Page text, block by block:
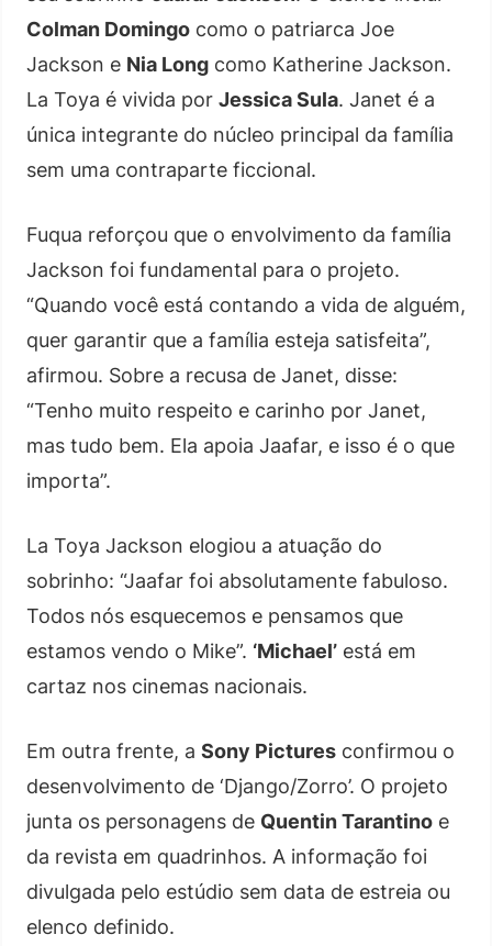
Colman Domingo como o patriarca Joe
Jackson e Nia Long como Katherine Jackson.
La Toya é vivida por Jessica Sula. Janet é a
única integrante do núcleo principal da família
sem uma contraparte ficcional.
Fuqua reforçou que o envolvimento da família
Jackson foi fundamental para o projeto.
“Quando você está contando a vida de alguém,
quer garantir que a família esteja satisfeita”,
afirmou. Sobre a recusa de Janet, disse:
“Tenho muito respeito e carinho por Janet,
mas tudo bem. Ela apoia Jaafar, e isso é o que
importa”.
La Toya Jackson elogiou a atuação do
sobrinho: “Jaafar foi absolutamente fabuloso.
Todos nós esquecemos e pensamos que
estamos vendo o Mike”. ‘Michael’ está em
cartaz nos cinemas nacionais.
Em outra frente, a Sony Pictures confirmou o
desenvolvimento de ‘Django/Zorro’. O projeto
junta os personagens de Quentin Tarantino e
da revista em quadrinhos. A informação foi
divulgada pelo estúdio sem data de estreia ou
elenco definido.